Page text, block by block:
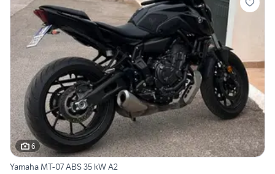
6
Yamaha MT-07 ABS 35 kW A2